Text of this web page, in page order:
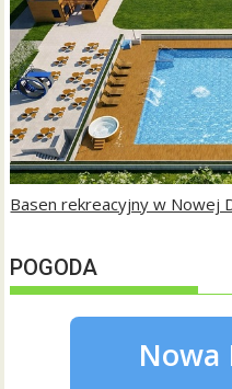
Basen rekreacyjny w Nowej
POGODA
Nowa